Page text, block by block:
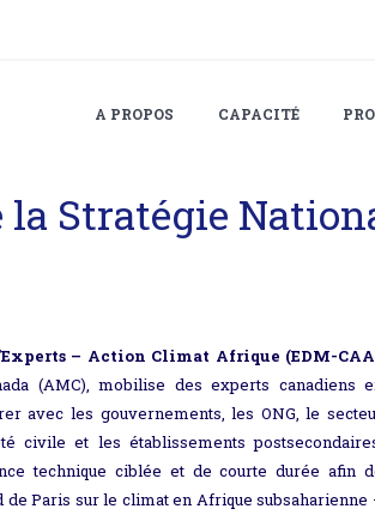
A PROPOS CAPACITÉ
Stratégie
– Action Climat Afrique (EDM-
(AMC), mobilise des experts canadiens
avec les gouvernements, les ONG, le
civile et les établissements
technique ciblée et de courte durée afin
Paris sur le climat en Afrique subsaharienne